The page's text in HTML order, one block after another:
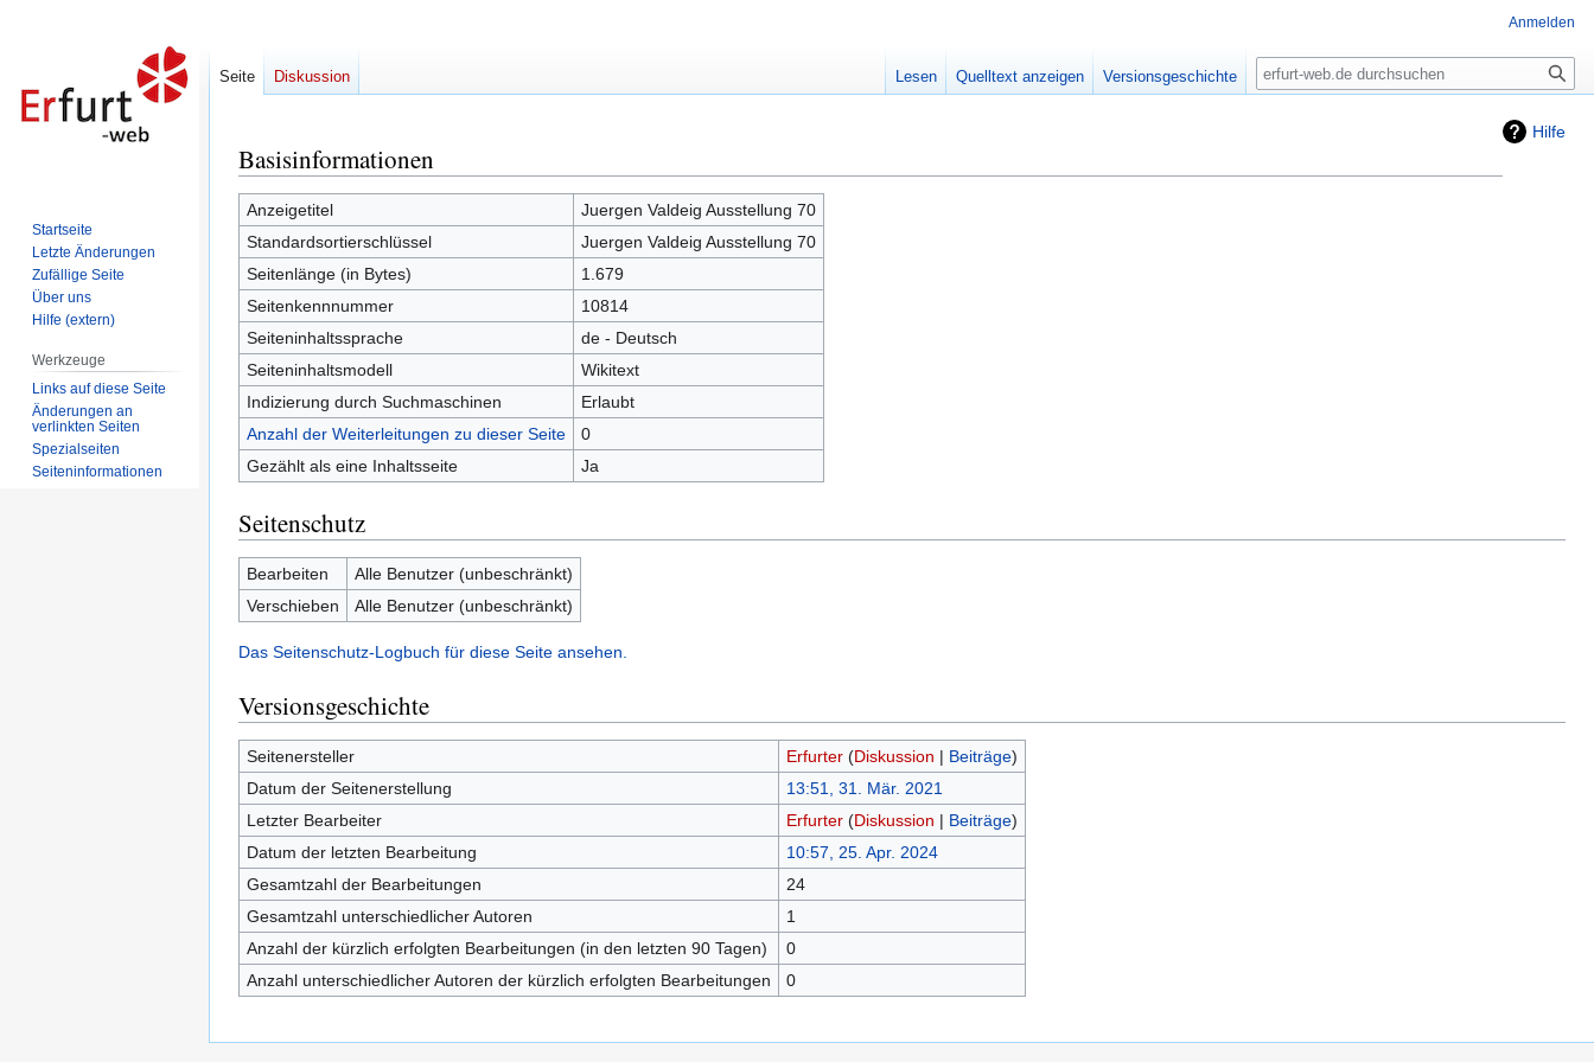
Hilfe
Zur
Navigation
springen
Zur
Suche
springen
Basisinformationen
Anzeigetitel
Juergen Valdeig Ausstellung 70
Standardsortierschlüssel
Juergen Valdeig Ausstellung 70
Seitenlänge (in Bytes)
1.679
Seitenkennnummer
10814
Seiteninhaltssprache
de - Deutsch
Seiteninhaltsmodell
Wikitext
Indizierung durch Suchmaschinen
Erlaubt
Anzahl der Weiterleitungen zu dieser Seite
0
Gezählt als eine Inhaltsseite
Ja
Seitenschutz
Bearbeiten
Alle Benutzer (unbeschränkt)
Verschieben
Alle Benutzer (unbeschränkt)
Das Seitenschutz-Logbuch für diese Seite ansehen.
Versionsgeschichte
Seitenersteller Erfurter (Diskussion | Beiträge)
Datum der Seitenerstellung
13:51, 31. Mär. 2021
Letzter Bearbeiter
Erfurter (Diskussion | Beiträge)
Datum der letzten Bearbeitung
10:57, 25. Apr. 2024
Gesamtzahl der Bearbeitungen
24
Gesamtzahl unterschiedlicher Autoren
1
Anzahl der kürzlich erfolgten Bearbeitungen (in den letzten 90 Tagen)
0
Anzahl unterschiedlicher Autoren der kürzlich erfolgten Bearbeitungen
0
Anmelden
Seite Diskussion Lesen Quelltext anzeigen Versionsgeschichte Suche
Startseite
Letzte Änderungen
Zufällige Seite
Über uns
Hilfe (extern)
Werkzeuge
Links auf diese Seite
Änderungen an
verlinkten Seiten
Spezialseiten
Seiten­informationen